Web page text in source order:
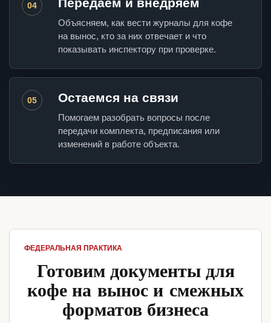
04
Объясняем, как вести журналы для кофе
на вынос, кто за них отвечает и что
показывать инспектору при проверке.
05 Остаемся на связи
Помогаем разобрать вопросы после
передачи комплекта, предписания или
изменений в работе объекта.
ФЕДЕРАЛЬНАЯ ПРАКТИКА
Готовим документы для
кофе на вынос и смежных
форматов бизнеса